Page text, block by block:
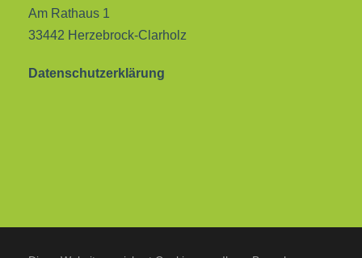
Am Rathaus 1
33442 Herzebrock-Clarholz
Datenschutzerklärung